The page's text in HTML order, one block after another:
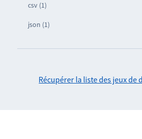
csv (1)
json (1)
Récupérer la liste des jeux de